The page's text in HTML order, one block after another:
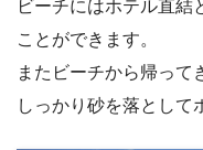
ビーチにはホテル直結
ことができます。
またビーチから帰って
しっかり砂を落として